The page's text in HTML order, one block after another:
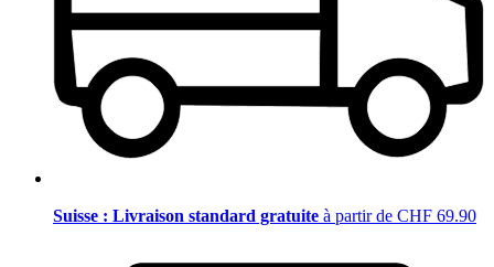
Suisse : Livraison standard gratuite à partir de CHF 69.90